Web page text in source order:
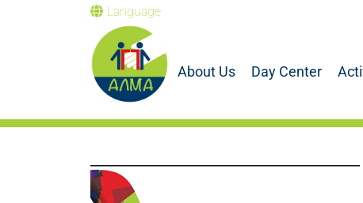
Language
About Us Day Center